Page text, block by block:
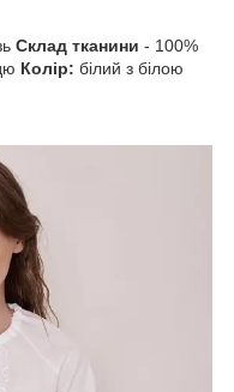
Склад тканини - 100%
Колір: білий з білою